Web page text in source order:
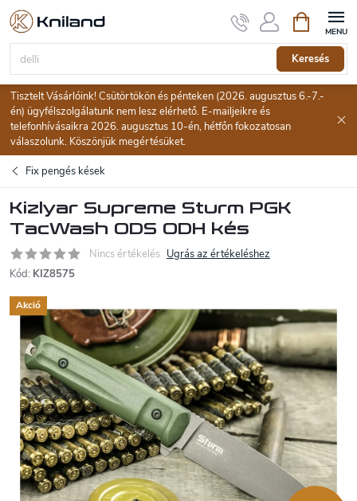
Ugrás
tartalomhoz
Keresés
Tisztelt Vásárlóink! Csütörtökön és pénteken (2026. augusztus 6.-7.-
én) ügyfélszolgálatunk nem lesz elérhető. E-mailjeikre és
telefonhívásaikra 2026. augusztus 10-én, hétfőn fokozatosan
válaszolunk. Köszönjük megértésüket.
Fix pengés kések
Kizlyar Supreme Sturm PGK
TacWash ODS ODH kés
Nincs értékelés Ugrás az értékeléshez
Kód: KIZ8575
Akció